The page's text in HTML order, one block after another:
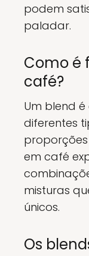
podem
paladar.
Como é
café?
Um blend
diferentes
proporções
em café
misturas
únicos.
Os